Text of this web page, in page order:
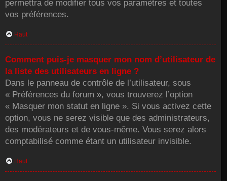
permettra de modifier tous vos paramètres et toutes
vos préférences.
Haut
Comment puis-je masquer mon nom d’utilisateur de
la liste des utilisateurs en ligne ?
Dans le panneau de contrôle de l’utilisateur, sous
« Préférences du forum », vous trouverez l’option
« Masquer mon statut en ligne ». Si vous activez cette
option, vous ne serez visible que des administrateurs,
des modérateurs et de vous-même. Vous serez alors
comptabilisé comme étant un utilisateur invisible.
Haut